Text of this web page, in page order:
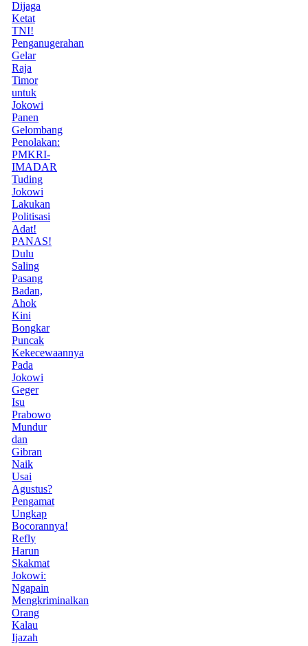
Dijaga
Ketat
TNI!
Penganugerahan
Gelar
Raja
Timor
untuk
Jokowi
Panen
Gelombang
Penolakan:
PMKRI-
IMADAR
Tuding
Jokowi
Lakukan
Politisasi
Adat!
PANAS!
Dulu
Saling
Pasang
Badan,
Ahok
Kini
Bongkar
Puncak
Kekecewaannya
Pada
Jokowi
Geger
Isu
Prabowo
Mundur
dan
Gibran
Naik
Usai
Agustus?
Pengamat
Ungkap
Bocorannya!
Refly
Harun
Skakmat
Jokowi:
Ngapain
Mengkriminalkan
Orang
Kalau
Ijazah